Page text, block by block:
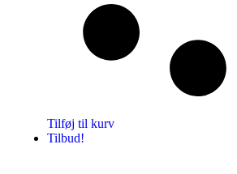
Tilføj til kurv
Tilbud!